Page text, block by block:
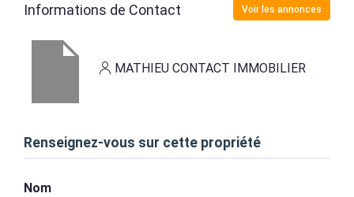
Informations de Contact Voir les annonces
MATHIEU CONTACT IMMOBILIER
Renseignez-vous sur cette propriété
Nom